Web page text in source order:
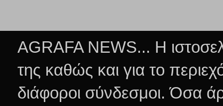
AGRAFA NEWS... Η
της καθώς και για το
διάφοροι σύνδεσμοι.Όσα